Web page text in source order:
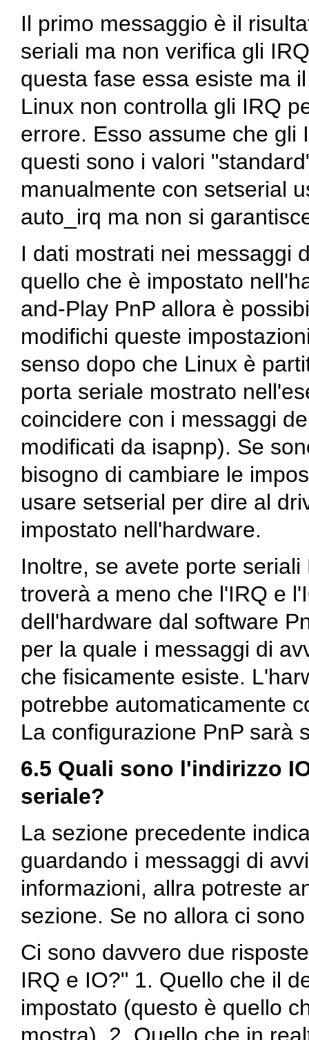
Il primo messaggio è il
seriali ma non verifica gli
questa fase essa esiste ma
Linux non controlla gli IRQ
errore. Esso assume che gli
questi sono i valori
manualmente con setserial
auto_irq ma non si
I dati mostrati nei messaggi
quello che è impostato
and-Play PnP allora è
modifichi queste
senso dopo che Linux è
porta seriale mostrato
coincidere con i messaggi
modificati da isapnp). Se
bisogno di cambiare le
usare setserial per dire al
impostato nell'hardware.
Inoltre, se avete porte
troverà a meno che l'IRQ e
dell'hardware dal software
per la quale i messaggi di
che fisicamente esiste.
potrebbe automaticamente
La configurazione PnP sarà
6.5 Quali sono l'indirizzo
seriale?
La sezione precedente
guardando i messaggi di
informazioni, allra potreste
sezione. Se no allora ci
Ci sono davvero due
IRQ e IO?" 1. Quello che il
impostato (questo è quello